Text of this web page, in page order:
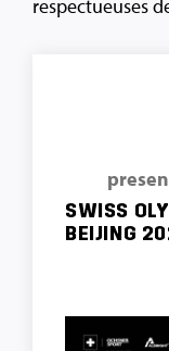
respectueuses
SWISS
BEIJING